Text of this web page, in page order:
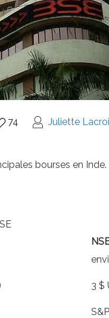
74 Juliette
bourses en
3 $